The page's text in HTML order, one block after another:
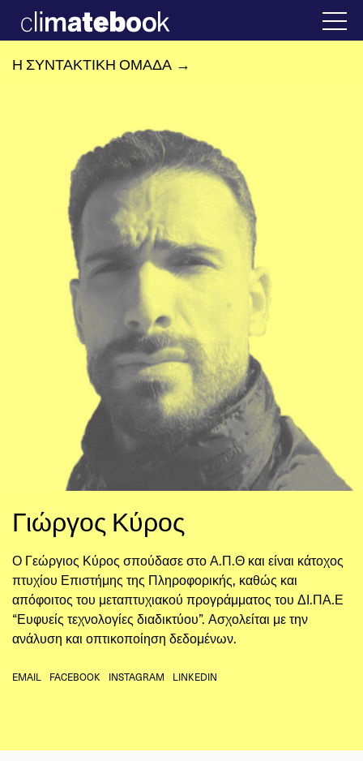
22 ΙΑΝ 2026 2025 Η άβολη αλήθεια
Η ΣΥΝΤΑΚΤΙΚΗ ΟΜΑΔΑ →
Γιώργος Κύρος
Ο Γεώργιος Κύρος σπούδασε στο Α.Π.Θ και είναι κάτοχος
πτυχίου Επιστήμης της Πληροφορικής, καθώς και
απόφοιτος του μεταπτυχιακού προγράμματος του ΔΙ.ΠΑ.Ε
“Ευφυείς τεχνολογίες διαδικτύου”. Ασχολείται με την
ανάλυση και οπτικοποίηση δεδομένων.
EMAIL FACEBOOK INSTAGRAM LINKEDIN